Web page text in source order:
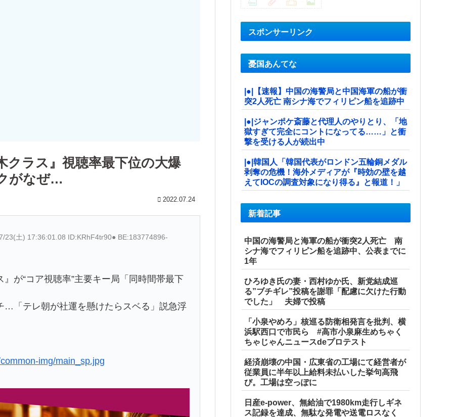
クラス』視聴率最下位の大爆
がなぜ…
2022.07.24
23(土) 17:36:01.08 ID:KRhF4tr90● BE:183774896-
が“コア視聴率”主要キー局「同時間帯最下
…「テレ朝が社運を懸けたらスベる」説急浮
img/main_sp.jpg
スポンサーリンク
憂国あんてな
|●|【速報】中国の海警局と中国海軍の船が衝
突2人死亡 南シナ海でフィリピン船を追跡中
|●|ジャンポケ斎藤と代理人のやりとり、「地
獄すぎて完全にコントになってる……」と衝
撃を受ける人が続出中
|●|韓国人「韓国代表がロンドン五輪銅メダル
剥奪の危機！海外メディアが『時効の壁を越
えてIOCの調査対象になり得る』と報道！」
新着記事
中国の海警局と海軍の船が衝突2人死亡 南
シナ海でフィリピン船を追跡中、公表までに
1年
ひろゆき氏の妻・西村ゆか氏、新党結成巡
る”ブチギレ”投稿を謝罪「配慮に欠けた行動
でした」 夫婦で投稿
「小泉やめろ」核巡る防衛相発言を批判、横
浜駅西口で市民ら #高市小泉麻生めちゃく
ちゃじゃんニュースdeプロテスト
経済崩壊の中国・広東省の工場にて経営者が
従業員に半年以上給料未払いした挙句高飛
び。工場は空っぽに
日産e-power、無給油で1980km走行しギネ
ス記録を達成、無駄な発電や送電ロスなく